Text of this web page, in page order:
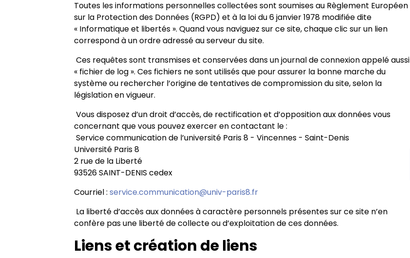
Semestre de printemps 2025 - 2026
Le postcolonial comparé
Traduire avec l’auteur
Literary Museums at Home
Toutes les informations personnelles collectées sont soumises au Règlement Européen
sur la Protection des Données (RGPD) et à la loi du 6 janvier 1978 modifiée dite
« Informatique et libertés ». Quand vous naviguez sur ce site, chaque clic sur un lien
correspond à un ordre adressé au serveur du site.
Ces requêtes sont transmises et conservées dans un journal de connexion appelé aussi
« fichier de log ». Ces fichiers ne sont utilisés que pour assurer la bonne marche du
système ou rechercher l’origine de tentatives de compromission du site, selon la
législation en vigueur.
Vous disposez d’un droit d’accès, de rectification et d’opposition aux données vous
concernant que vous pouvez exercer en contactant le :
Service communication de l’université Paris 8 - Vincennes - Saint-Denis
Université Paris 8
2 rue de la Liberté
93526 SAINT-DENIS cedex
Courriel : service.communication@univ-paris8.fr
La liberté d’accès aux données à caractère personnels présentes sur ce site n’en
confère pas une liberté de collecte ou d’exploitation de ces données.
Liens et création de liens